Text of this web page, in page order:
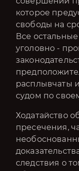
которое
свободы на
Все
уголовно -
расплывчаты
судом по
Ходатайство
пресечения,
следствия о